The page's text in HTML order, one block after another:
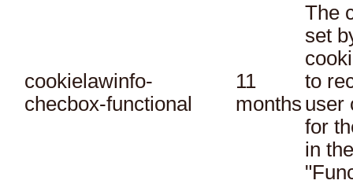
cookielawinfo-
checbox-functional
11
months
The
set
to
user
for
in